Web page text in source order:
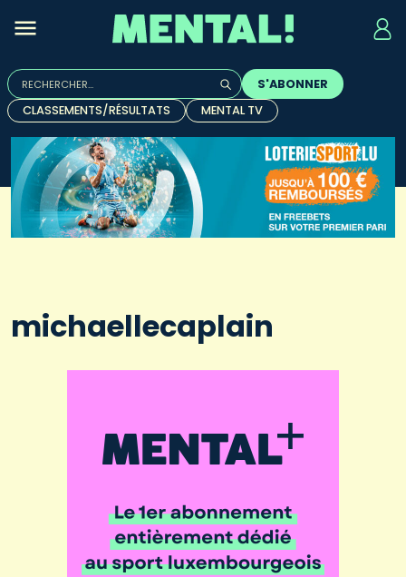
Rechercher :
Quand les résultats de l'auto-complétion sont
S'ABONNER
CLASSEMENTS/RÉSULTATS
MENTAL TV
michaellecaplain